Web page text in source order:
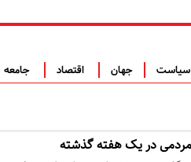
سیاست جهان اقتصاد جامعه